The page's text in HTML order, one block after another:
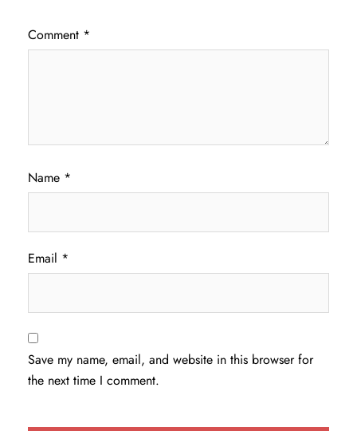
Comment *
Name *
Email *
Save my name, email, and website in this browser for
the next time I comment.